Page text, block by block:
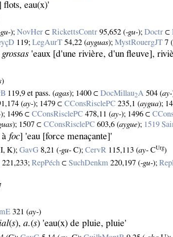
eau(x)'
);NovHer ⊂RickettsContr 95,652 (‑gu‑);Doctr ⊂
119;LegAurT 54,22 (ayguas);MystRouergJT 7 (
'eaux [d'une rivière, d'un fleuve],
)
119,9 et pass. (agas); 1400 ⊂DocMillau2A 504 (ay‑
(ay‑); 1479 ⊂CConsRisclePC 235,1 (aygua);
); 1496 ⊂CConsRisclePC 478,11 (ay‑); 1496 ⊂
); 1507 ⊂CConsRisclePC 603,6 (aygue); 1519
à foc] 'eau [force menaçante]'
I, K);GavG 8,21 (‑gu‑ C);CervR 115,113 (ay‑ CUrg)
221,233;RepPéch ⊂SuchDenkm 220,197 (‑gu‑);
321 (ay‑)
(s), a.(s) 'eau(x) de pluie, pluie'